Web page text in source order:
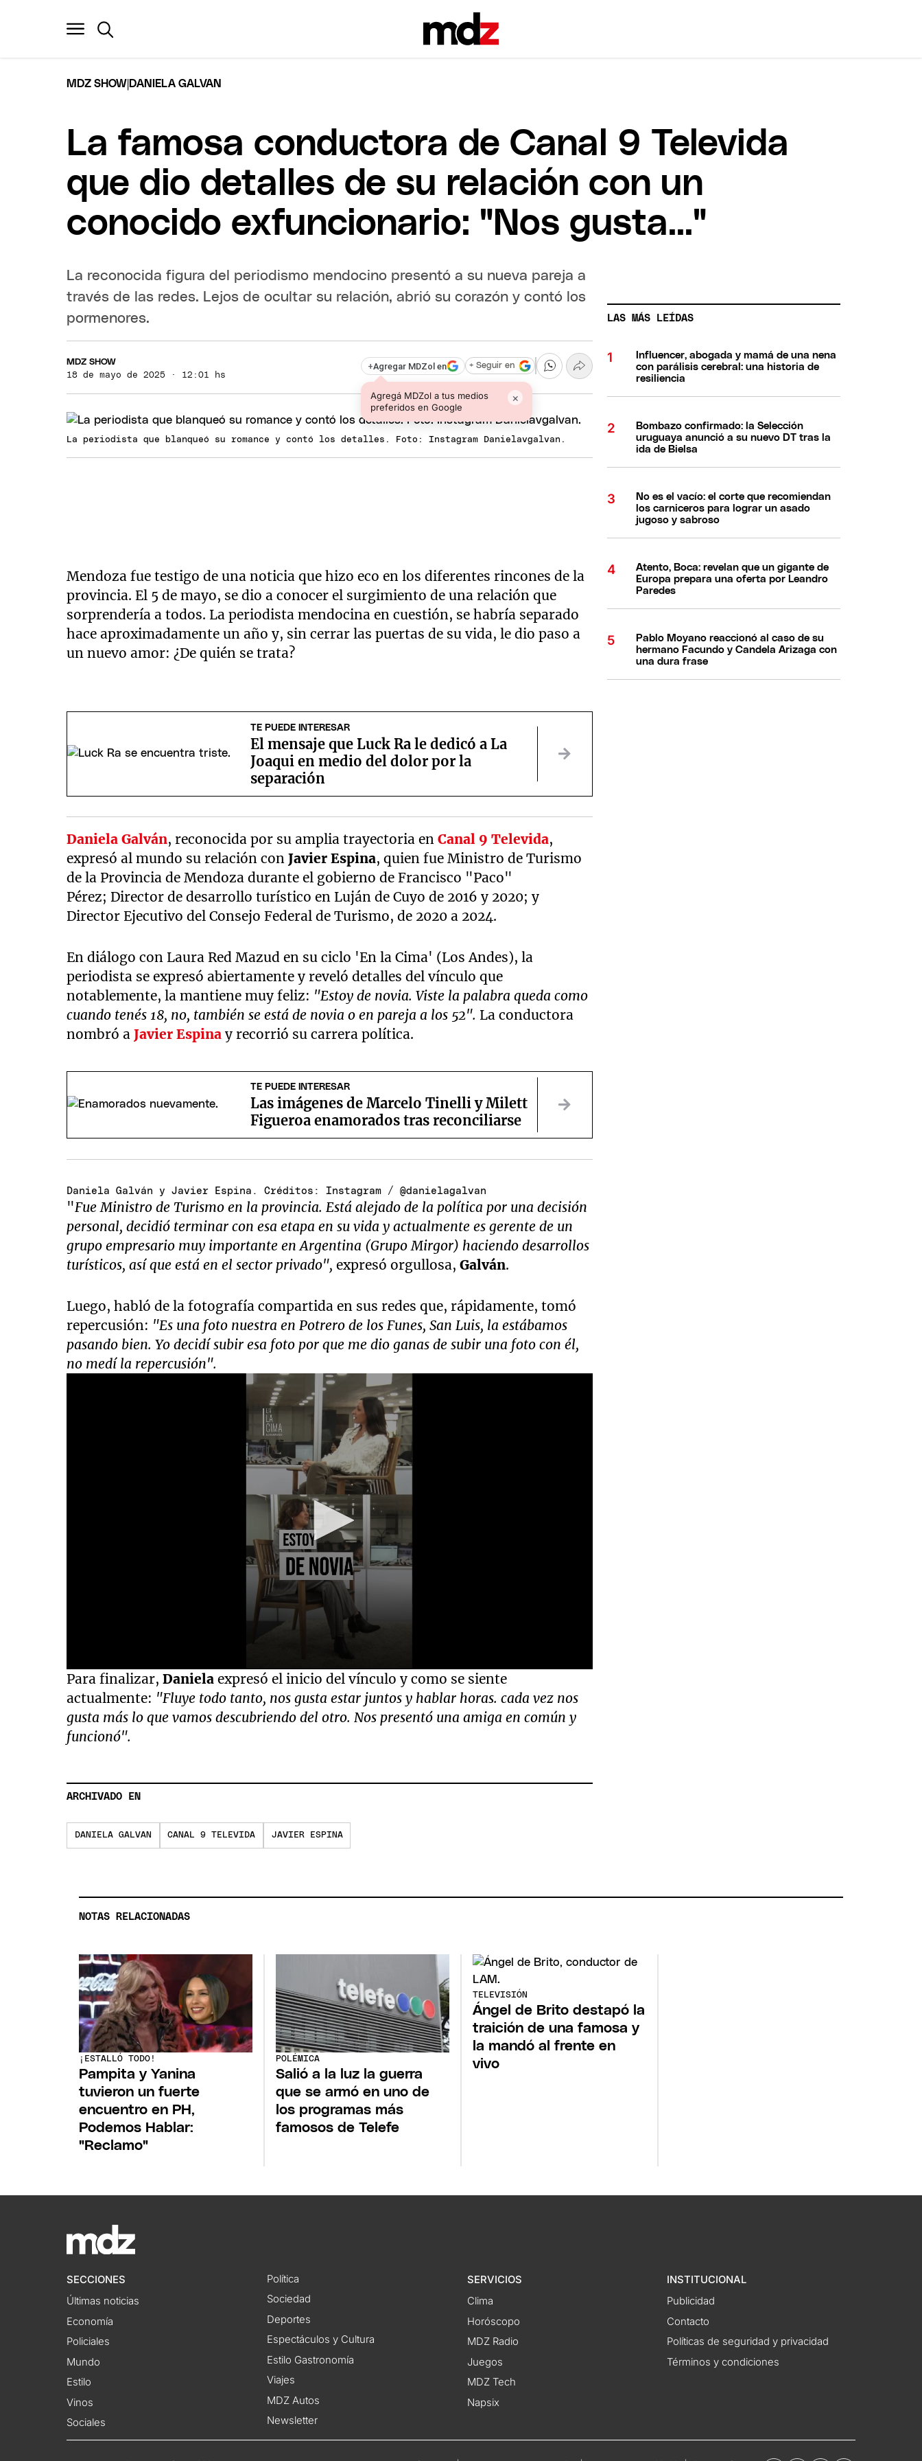
MDZ SHOW DANIELA GALVAN
La famosa conductora de Canal 9 Televida
que dio detalles de su relación con un
conocido exfuncionario: "Nos gusta..."
La reconocida figura del periodismo mendocino presentó a su nueva pareja a
través de las redes. Lejos de ocultar su relación, abrió su corazón y contó los
pormenores.
MDZ SHOW
18 de mayo de 2025 · 12:01 hs
+Agregar MDZol en
Agregá MDZol a tus medios
preferidos en Google
×
+ Seguir en
La periodista que blanqueó su romance y contó los detalles. Foto: Instagram Danielavgalvan.
Mendoza fue testigo de una noticia que hizo eco en los diferentes rincones de la
provincia. El 5 de mayo, se dio a conocer el surgimiento de una relación que
sorprendería a todos. La periodista mendocina en cuestión, se habría separado
hace aproximadamente un año y, sin cerrar las puertas de su vida, le dio paso a
un nuevo amor: ¿De quién se trata?
TE PUEDE INTERESAR
El mensaje que Luck Ra le dedicó a La
Joaqui en medio del dolor por la
separación
Daniela Galván, reconocida por su amplia trayectoria enCanal 9 Televida,
expresó al mundo su relación conJavier Espina, quien fue Ministro de Turismo
de la Provincia de Mendoza durante el gobierno de Francisco "Paco"
Pérez; Director de desarrollo turístico en Luján de Cuyo de 2016 y 2020; y
Director Ejecutivo del Consejo Federal de Turismo, de 2020 a 2024.
En diálogo con Laura Red Mazud en su ciclo 'En la Cima' (Los Andes), la
periodista se expresó abiertamente y reveló detalles del vínculo que
notablemente, la mantiene muy feliz: "Estoy de novia. Viste la palabra queda como
cuando tenés 18, no, también se está de novia o en pareja a los 52". La conductora
nombró a Javier Espina y recorrió su carrera política.
TE PUEDE INTERESAR
Las imágenes de Marcelo Tinelli y Milett
Figueroa enamorados tras reconciliarse
Daniela Galván y Javier Espina. Créditos: Instagram / @danielagalvan
"Fue Ministro de Turismo en la provincia. Está alejado de la política por una decisión
personal, decidió terminar con esa etapa en su vida y actualmente es gerente de un
grupo empresario muy importante en Argentina (Grupo Mirgor) haciendo desarrollos
turísticos, así que está en el sector privado",expresó orgullosa,Galván.
Luego, habló de la fotografía compartida en sus redes que, rápidamente, tomó
repercusión: "Es una foto nuestra en Potrero de los Funes, San Luis, la estábamos
pasando bien. Yo decidí subir esa foto por que me dio ganas de subir una foto con él,
no medí la repercusión".
0
seconds
of
1
minute,
25
secondsVolume
Para finalizar,Danielaexpresó el inicio del vínculo y como se siente
actualmente: "Fluye todo tanto, nos gusta estar juntos y hablar horas. cada vez nos
gusta más lo que vamos descubriendo del otro. Nos presentó una amiga en común y
funcionó".
ARCHIVADO EN
DANIELA GALVAN CANAL 9 TELEVIDA JAVIER ESPINA
LAS MÁS LEÍDAS
Influencer, abogada y mamá de una nena
con parálisis cerebral: una historia de
resiliencia
Bombazo confirmado: la Selección
uruguaya anunció a su nuevo DT tras la
ida de Bielsa
No es el vacío: el corte que recomiendan
los carniceros para lograr un asado
jugoso y sabroso
Atento, Boca: revelan que un gigante de
Europa prepara una oferta por Leandro
Paredes
Pablo Moyano reaccionó al caso de su
hermano Facundo y Candela Arizaga con
una dura frase
NOTAS RELACIONADAS
¡ESTALLÓ TODO!
Pampita y Yanina
tuvieron un fuerte
encuentro en PH,
Podemos Hablar:
"Reclamo"
POLÉMICA
Salió a la luz la guerra
que se armó en uno de
los programas más
famosos de Telefe
TELEVISIÓN
Ángel de Brito destapó la
traición de una famosa y
la mandó al frente en
vivo
SECCIONES
Últimas noticias
Economía
Policiales
Mundo
Estilo
Vinos
Sociales
Política
Sociedad
Deportes
Espectáculos y Cultura
Estilo Gastronomía
Viajes
MDZ Autos
Newsletter
SERVICIOS
Clima
Horóscopo
MDZ Radio
Juegos
MDZ Tech
Napsix
INSTITUCIONAL
Publicidad
Contacto
Políticas de seguridad y privacidad
Términos y condiciones